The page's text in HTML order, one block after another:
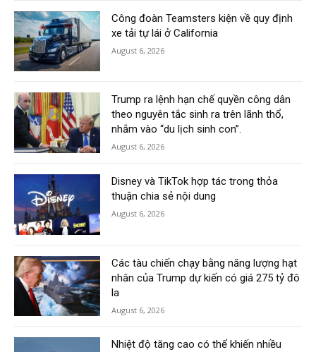
Công đoàn Teamsters kiện về quy định
xe tải tự lái ở California
August 6, 2026
Trump ra lệnh hạn chế quyền công dân
theo nguyên tắc sinh ra trên lãnh thổ,
nhắm vào “du lịch sinh con”.
August 6, 2026
Disney và TikTok hợp tác trong thỏa
thuận chia sẻ nội dung
August 6, 2026
Các tàu chiến chạy bằng năng lượng hạt
nhân của Trump dự kiến có giá 275 tỷ đô
la
August 6, 2026
Nhiệt độ tăng cao có thể khiến nhiều